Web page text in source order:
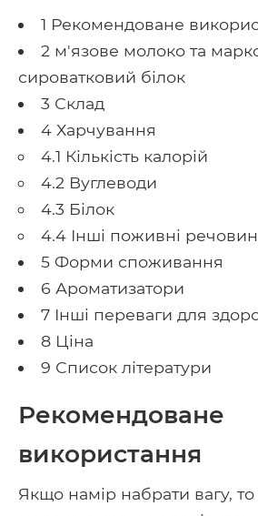
1 Рекомендоване
2 м'язове молоко та
сироватковий білок
3 Склад
4 Харчування
4.1 Кількість калорій
4.2 Вуглеводи
4.3 Білок
4.4 Інші поживні
5 Форми споживання
6 Ароматизатори
7 Інші переваги для
8 Ціна
9 Список літератури
Рекомендоване
використання
Якщо намір набрати вагу,